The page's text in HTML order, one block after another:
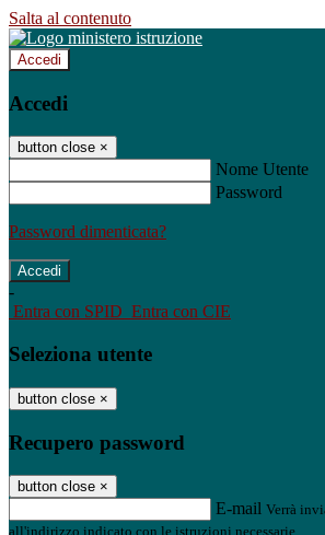
Salta al contenuto
Accedi
Accedi
button close ×
Nome Utente
Password
Password dimenticata?
-
Entra con SPID Entra con CIE
Seleziona utente
button close ×
Recupero password
button close ×
E-mail Verrà
all'indirizzo indicato con le istruzioni necessarie.